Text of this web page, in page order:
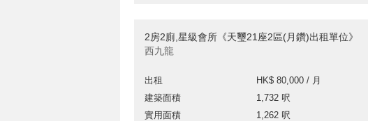
2房2廁,星級會所《天璽21座2區(月鑽)出租單位》
西九龍
出租
HK$ 80,000 / 月
建築面積
1,732 呎
實用面積
1,262 呎